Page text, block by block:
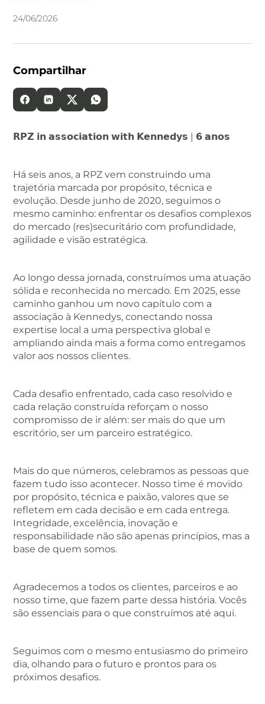
24/06/2026
Compartilhar
𝗥𝗣𝗭 𝗶𝗻 𝗮𝘀𝘀𝗼𝗰𝗶𝗮𝘁𝗶𝗼𝗻 𝘄𝗶𝘁𝗵 𝗞𝗲𝗻𝗻𝗲𝗱𝘆𝘀 | 𝟲 𝗮𝗻𝗼𝘀
Há seis anos, a RPZ vem construindo uma
trajetória marcada por propósito, técnica e
evolução. Desde junho de 2020, seguimos o
mesmo caminho: enfrentar os desafios complexos
do mercado (res)securitário com profundidade,
agilidade e visão estratégica.
Ao longo dessa jornada, construímos uma atuação
sólida e reconhecida no mercado. Em 2025, esse
caminho ganhou um novo capítulo com a
associação à Kennedys, conectando nossa
expertise local a uma perspectiva global e
ampliando ainda mais a forma como entregamos
valor aos nossos clientes.
Cada desafio enfrentado, cada caso resolvido e
cada relação construída reforçam o nosso
compromisso de ir além: ser mais do que um
escritório, ser um parceiro estratégico.
Mais do que números, celebramos as pessoas que
fazem tudo isso acontecer. Nosso time é movido
por propósito, técnica e paixão, valores que se
refletem em cada decisão e em cada entrega.
Integridade, excelência, inovação e
responsabilidade não são apenas princípios, mas a
base de quem somos.
Agradecemos a todos os clientes, parceiros e ao
nosso time, que fazem parte dessa história. Vocês
são essenciais para o que construímos até aqui.
Seguimos com o mesmo entusiasmo do primeiro
dia, olhando para o futuro e prontos para os
próximos desafios.